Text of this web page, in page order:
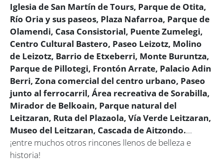
Iglesia de San Martín de Tours, Parque de Otita,
Río Oria y sus paseos, Plaza Nafarroa, Parque de
Olamendi, Casa Consistorial, Puente Zumelegi,
Centro Cultural Bastero, Paseo Leizotz, Molino
de Leizotz, Barrio de Etxeberri, Monte Buruntza,
Parque de Pillotegi, Frontón Arrate, Palacio Adin
Berri, Zona comercial del centro urbano, Paseo
junto al ferrocarril, Área recreativa de Sorabilla,
Mirador de Belkoain, Parque natural del
Leitzaran, Ruta del Plazaola, Vía Verde Leitzaran,
Museo del Leitzaran, Cascada de Aitzondo.…
¡entre muchos otros rincones llenos de belleza e
historia!